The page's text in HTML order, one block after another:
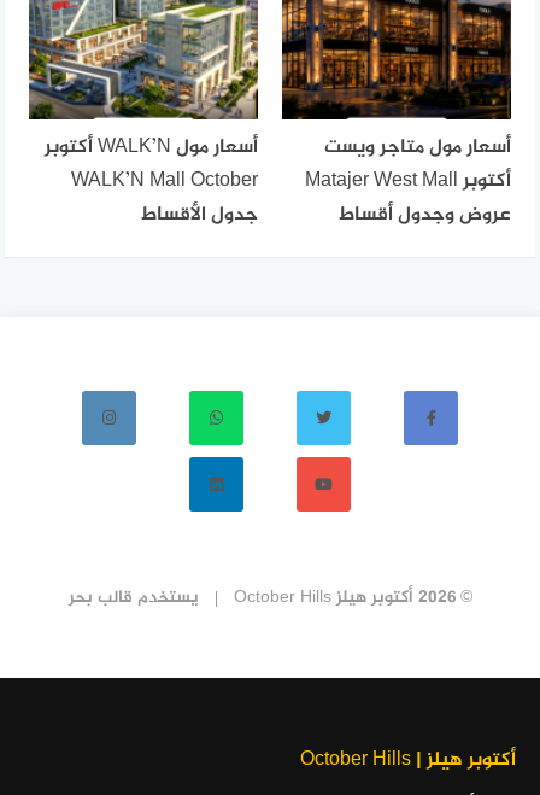
أسعار مول متاجر ويست
أكتوبر Matajer West Mall
عروض وجدول أقساط
أسعار مول WALK’N أكتوبر
WALK’N Mall October
جدول الأقساط
© 2026 أكتوبر هيلز October Hills يستخدم قالب بحر
أكتوبر هيلز | October Hills